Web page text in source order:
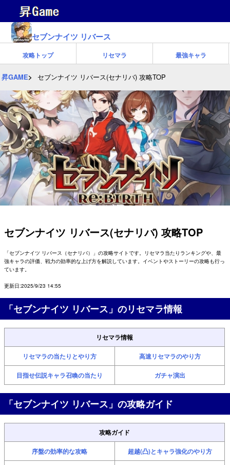
セブンナイツ リバース
攻略トップ リセマラ 最強キャラ
昇GAME セブンナイツ リバース(セナリバ) 攻略TOP
セブンナイツ リバース(セナリバ) 攻略TOP
「セブンナイツ リバース（セナリバ）」の攻略サイトです。リセマラ当たりランキングや、最
強キャラの評価、戦力の効率的な上げ方を解説しています。イベントやストーリーの攻略も行っ
ています。
更新日:2025/9/23 14:55
「セブンナイツ リバース」のリセマラ情報
リセマラ情報
リセマラの当たりとやり方 高速リセマラのやり方
目指せ伝説キャラ召喚の当たり ガチャ演出
「セブンナイツ リバース」の攻略ガイド
攻略ガイド
序盤の効率的な攻略 超越(凸)とキャラ強化のやり方